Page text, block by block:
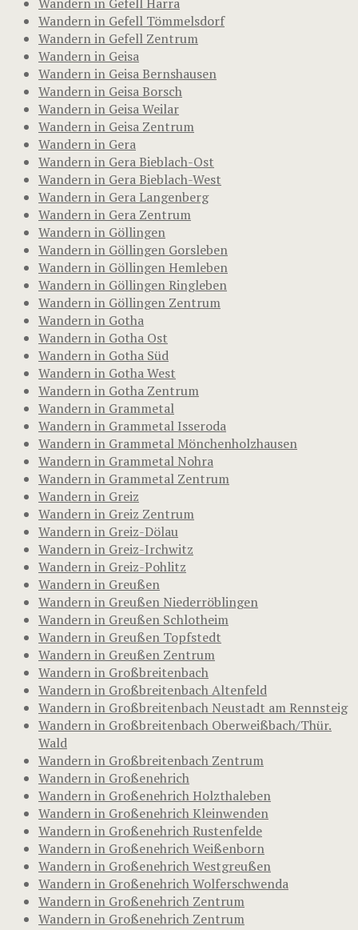
Wandern in Gefell Tömmelsdorf
Wandern in Gefell Zentrum
Wandern in Geisa
Wandern in Geisa Bernshausen
Wandern in Geisa Borsch
Wandern in Geisa Weilar
Wandern in Geisa Zentrum
Wandern in Gera
Wandern in Gera Bieblach-Ost
Wandern in Gera Bieblach-West
Wandern in Gera Langenberg
Wandern in Gera Zentrum
Wandern in Göllingen
Wandern in Göllingen Gorsleben
Wandern in Göllingen Hemleben
Wandern in Göllingen Ringleben
Wandern in Göllingen Zentrum
Wandern in Gotha
Wandern in Gotha Ost
Wandern in Gotha Süd
Wandern in Gotha West
Wandern in Gotha Zentrum
Wandern in Grammetal
Wandern in Grammetal Isseroda
Wandern in Grammetal Mönchenholzhausen
Wandern in Grammetal Nohra
Wandern in Grammetal Zentrum
Wandern in Greiz
Wandern in Greiz Zentrum
Wandern in Greiz-Dölau
Wandern in Greiz-Irchwitz
Wandern in Greiz-Pohlitz
Wandern in Greußen
Wandern in Greußen Niederröblingen
Wandern in Greußen Schlotheim
Wandern in Greußen Topfstedt
Wandern in Greußen Zentrum
Wandern in Großbreitenbach
Wandern in Großbreitenbach Altenfeld
Wandern in Großbreitenbach Neustadt am Rennsteig
Wandern in Großbreitenbach Oberweißbach/Thür.
Wald
Wandern in Großbreitenbach Zentrum
Wandern in Großenehrich
Wandern in Großenehrich Holzthaleben
Wandern in Großenehrich Kleinwenden
Wandern in Großenehrich Rustenfelde
Wandern in Großenehrich Weißenborn
Wandern in Großenehrich Westgreußen
Wandern in Großenehrich Wolferschwenda
Wandern in Großenehrich Zentrum
Wandern in Großenehrich Zentrum